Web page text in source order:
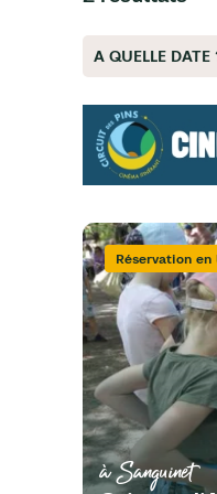
A QUELLE DATE
Réservation en
à Sanguinet